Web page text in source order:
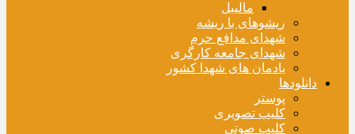
مالیبل
ریشوهای با ریشه
شهدای مدافع حرم
شهدای جامعه کارگری
یادمان های شهدا کشور
دانلودها
پوستر
کلیپ تصویری
کلیپ صوتی